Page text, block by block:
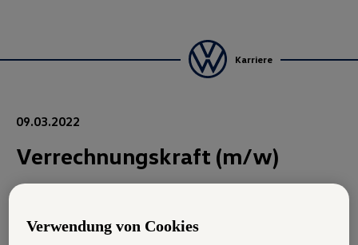
Karriere
09.03.2022
Verrechnungskraft (m/w)
Verwendung von Cookies